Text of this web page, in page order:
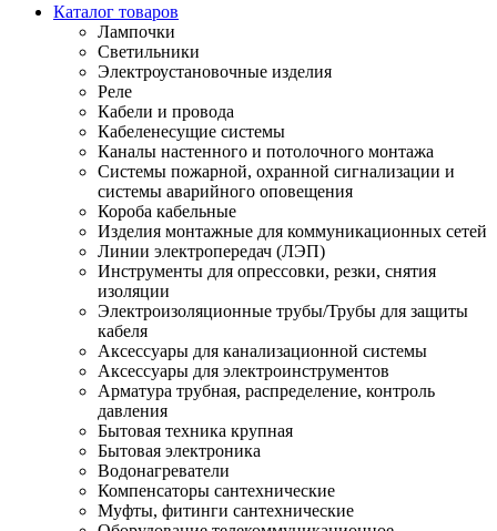
Каталог товаров
Лампочки
Светильники
Электроустановочные изделия
Реле
Кабели и провода
Кабеленесущие системы
Каналы настенного и потолочного монтажа
Системы пожарной, охранной сигнализации и
системы аварийного оповещения
Короба кабельные
Изделия монтажные для коммуникационных сетей
Линии электропередач (ЛЭП)
Инструменты для опрессовки, резки, снятия
изоляции
Электроизоляционные трубы/Трубы для защиты
кабеля
Аксессуары для канализационной системы
Аксессуары для электроинструментов
Арматура трубная, распределение, контроль
давления
Бытовая техника крупная
Бытовая электроника
Водонагреватели
Компенсаторы сантехнические
Муфты, фитинги сантехнические